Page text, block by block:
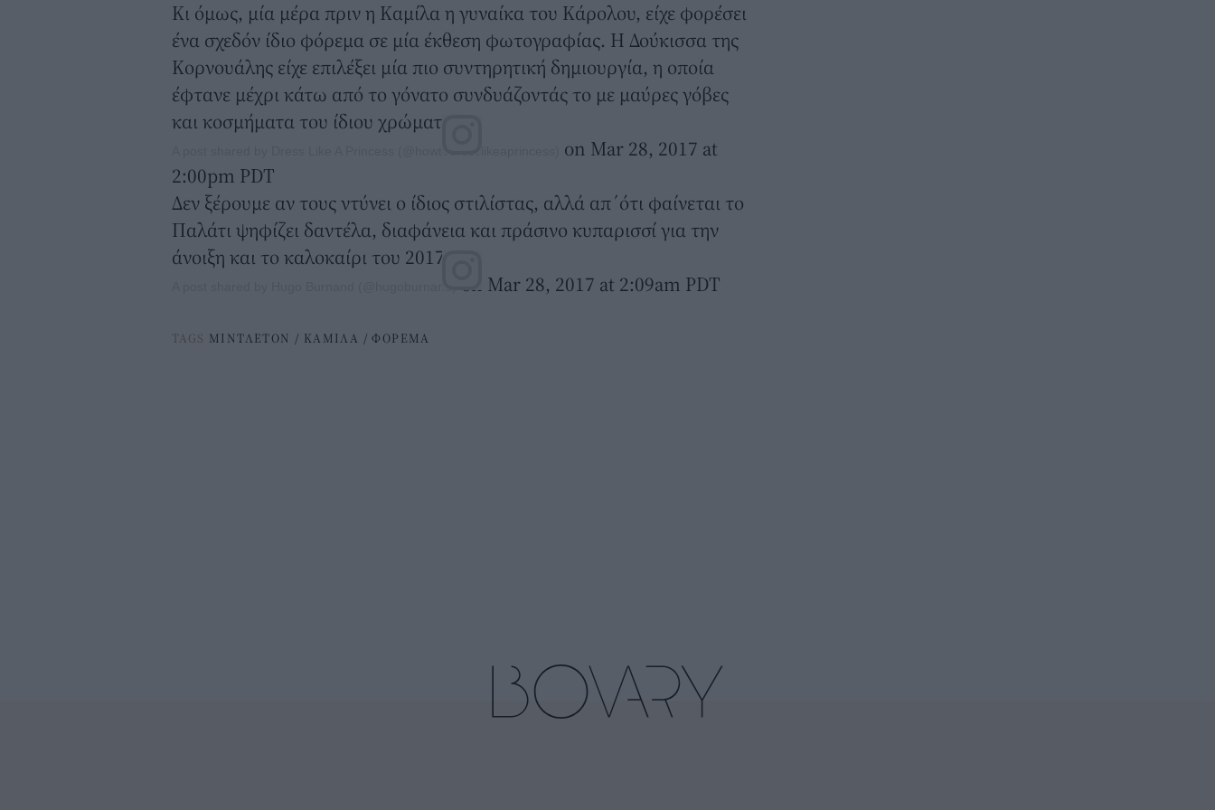
Κι όμως, μία μέρα πριν η Καμίλα η γυναίκα του Κάρολου, είχε φορέσει
ένα σχεδόν ίδιο φόρεμα σε μία έκθεση φωτογραφίας. Η Δούκισσα της
Κορνουάλης είχε επιλέξει μία πιο συντηρητική δημιουργία, η οποία
έφτανε μέχρι κάτω από το γόνατο συνδυάζοντάς το με μαύρες γόβες
και κοσμήματα του ίδιου χρώματος.
on Mar 28, 2017 at
2:00pm PDT
Δεν ξέρουμε αν τους ντύνει ο ίδιος στιλίστας, αλλά απ΄ότι φαίνεται το
Παλάτι ψηφίζει δαντέλα, διαφάνεια και πράσινο κυπαρισσί για την
άνοιξη και το καλοκαίρι του 2017.
on Mar 28, 2017 at 2:09am PDT
TAGS ΜΙΝΤΛΕΤΟΝ / ΚΑΜΙΛΑ / ΦΟΡΕΜΑ